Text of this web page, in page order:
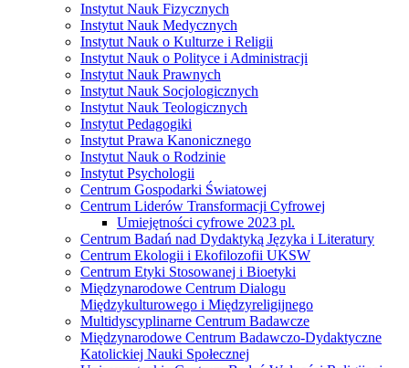
Instytut Nauk Fizycznych
Instytut Nauk Medycznych
Instytut Nauk o Kulturze i Religii
Instytut Nauk o Polityce i Administracji
Instytut Nauk Prawnych
Instytut Nauk Socjologicznych
Instytut Nauk Teologicznych
Instytut Pedagogiki
Instytut Prawa Kanonicznego
Instytut Nauk o Rodzinie
Instytut Psychologii
Centrum Gospodarki Światowej
Centrum Liderów Transformacji Cyfrowej
Umiejętności cyfrowe 2023 pl.
Centrum Badań nad Dydaktyką Języka i Literatury
Centrum Ekologii i Ekofilozofii UKSW
Centrum Etyki Stosowanej i Bioetyki
Międzynarodowe Centrum Dialogu
Międzykulturowego i Międzyreligijnego
Multidyscyplinarne Centrum Badawcze
Międzynarodowe Centrum Badawczo-Dydaktyczne
Katolickiej Nauki Społecznej